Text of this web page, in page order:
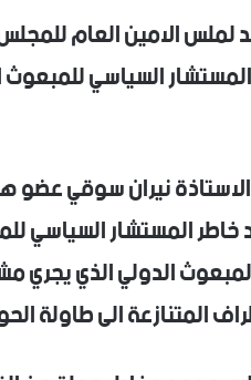
الامين العام
السياسي للمبعوث
نيران سوقي عضو
المستشار السياسي
الدولي الذي يجري
المتنازعة الى طاولة